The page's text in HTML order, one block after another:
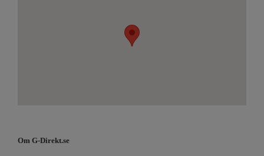
Om G-Direkt.se